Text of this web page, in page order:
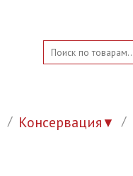
Консервация▼